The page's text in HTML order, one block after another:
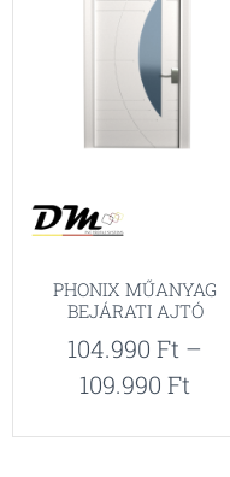
PHONIX MŰANYAG
BEJÁRATI AJTÓ
104.990 Ft –
109.990 Ft